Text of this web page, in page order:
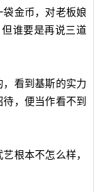
金币，对老板娘
谁要是再说三道
看到基斯的实力
，便当作看不到
根本不怎么样，